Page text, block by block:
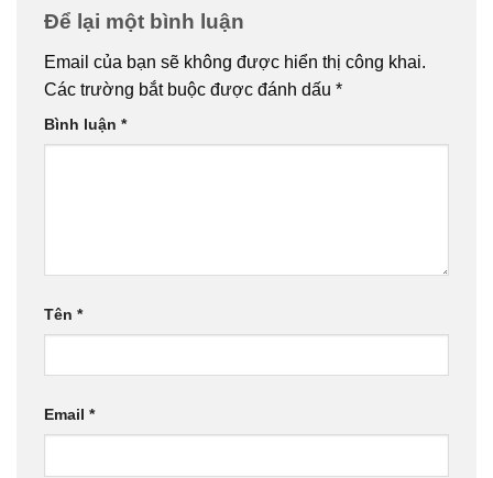
Để lại một bình luận
Email của bạn sẽ không được hiển thị công khai.
Các trường bắt buộc được đánh dấu *
Bình luận *
Tên *
Email *